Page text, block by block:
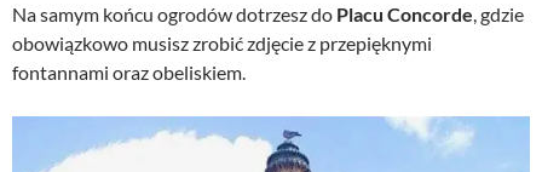
Na samym końcu ogrodów dotrzesz do Placu Concorde , gdzie
obowiązkowo musisz zrobić zdjęcie z przepięknymi
fontannami oraz obeliskiem.